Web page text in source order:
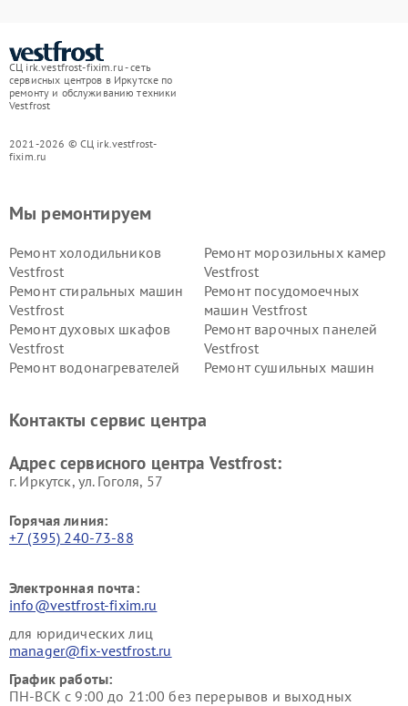
СЦ irk.vestfrost-fixim.ru - сеть
сервисных центров в Иркутске по
ремонту и обслуживанию техники
Vestfrost
2021-2026 © СЦ irk.vestfrost-
fixim.ru
Мы ремонтируем
Ремонт холодильников
Vestfrost
Ремонт морозильных камер
Vestfrost
Ремонт стиральных машин
Vestfrost
Ремонт посудомоечных
машин Vestfrost
Ремонт духовых шкафов
Vestfrost
Ремонт варочных панелей
Vestfrost
Ремонт водонагревателей
Ремонт сушильных машин
Vestfrost
Контакты сервис центра
Адрес сервисного центра Vestfrost:
г. Иркутск, ул. ​Гоголя, 57
Горячая линия:
+7 (395) 240-73-88
Электронная почта:
info@vestfrost-fixim.ru
для юридических лиц
manager@fix-vestfrost.ru
График работы:
ПН-ВСК с 9:00 до 21:00 без перерывов и выходных